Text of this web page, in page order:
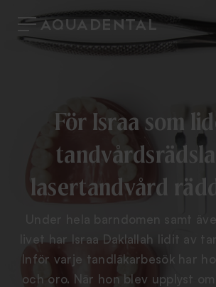
För Israa som
tandvårdsrädsla
lasertandvård
Under hela barndomen samt
livet har Israa Daklallah lidit av
Inför varje tandläkarbesök har
och oro. När hon blev upplyst